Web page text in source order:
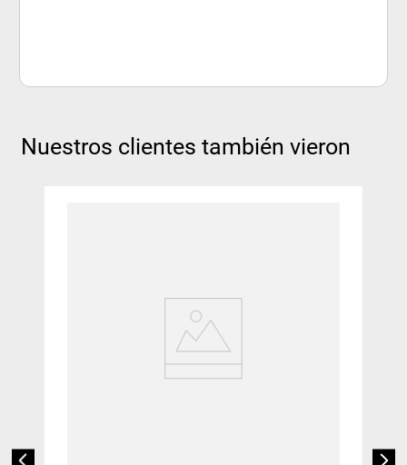
Nuestros clientes también vieron